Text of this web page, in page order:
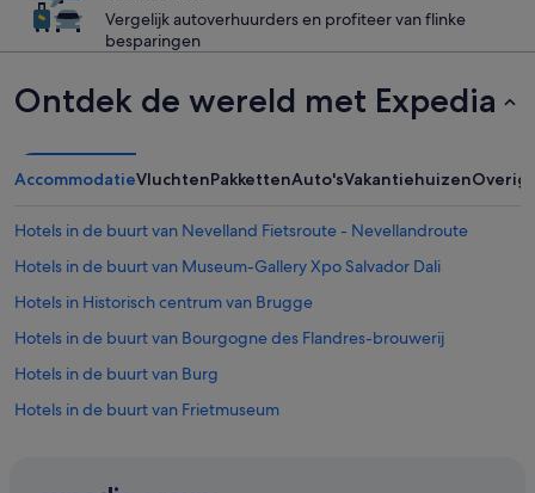
Vergelijk autoverhuurders en profiteer van flinke
besparingen
Ontdek de wereld met Expedia
AccommodatieVluchtenPakkettenAuto'sVakantiehuizenOverig
Hotels in de buurt van Nevelland Fietsroute - Nevellandroute
Hotels in de buurt van Museum-Gallery Xpo Salvador Dali
Hotels in Historisch centrum van Brugge
Hotels in de buurt van Bourgogne des Flandres-brouwerij
Hotels in de buurt van Burg
Hotels in de buurt van Frietmuseum